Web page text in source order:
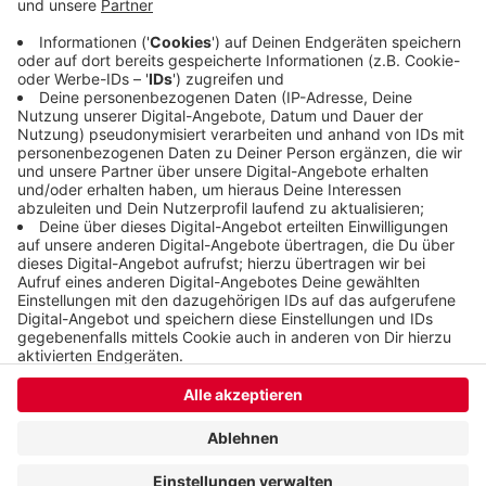
gebracht.
Veröffentlicht:Mittwoch, 31.07.2019 05:47
Anzeige
Anzeige